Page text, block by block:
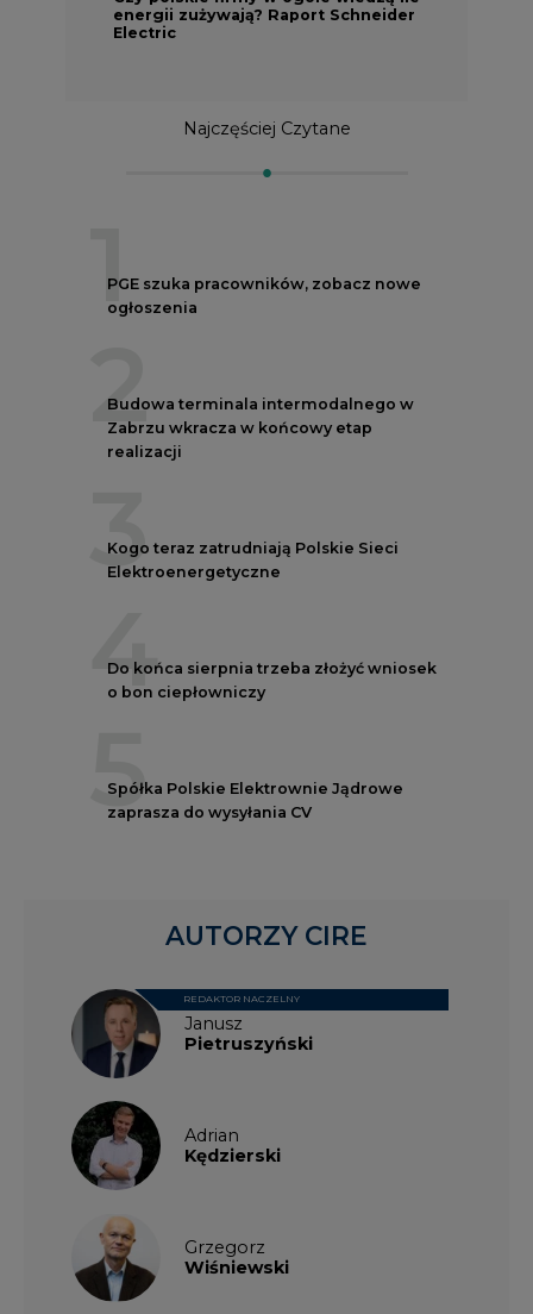
energii zużywają? Raport Schneider
Electric
Najczęściej Czytane
1
PGE szuka pracowników, zobacz nowe
ogłoszenia
2
Budowa terminala intermodalnego w
Zabrzu wkracza w końcowy etap
realizacji
3
Kogo teraz zatrudniają Polskie Sieci
Elektroenergetyczne
4
Do końca sierpnia trzeba złożyć wniosek
o bon ciepłowniczy
5
Spółka Polskie Elektrownie Jądrowe
zaprasza do wysyłania CV
Janusz
Pietruszyński
REDAKTOR NACZELNY
Adrian
Kędzierski
Grzegorz
Wiśniewski
AUTORZY CIRE